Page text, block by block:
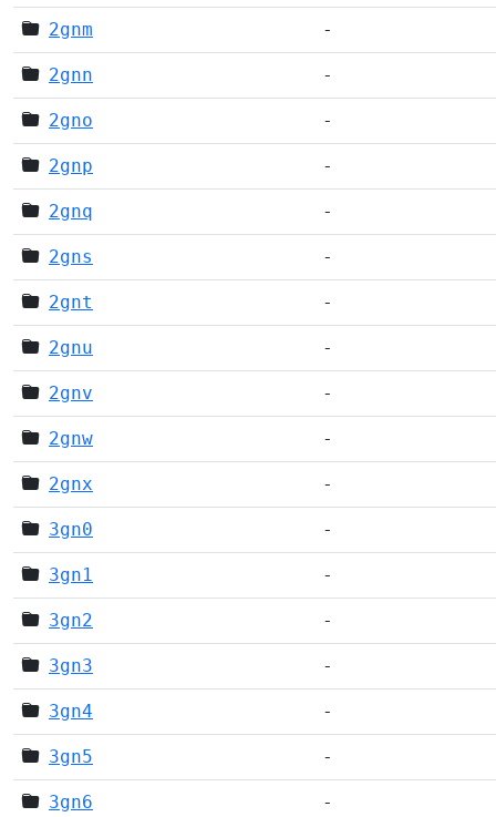
2gnm -
2gnn -
2gno -
2gnp -
2gnq -
2gns -
2gnt -
2gnu -
2gnv -
2gnw -
2gnx -
3gn0 -
3gn1 -
3gn2 -
3gn3 -
3gn4 -
3gn5 -
3gn6 -